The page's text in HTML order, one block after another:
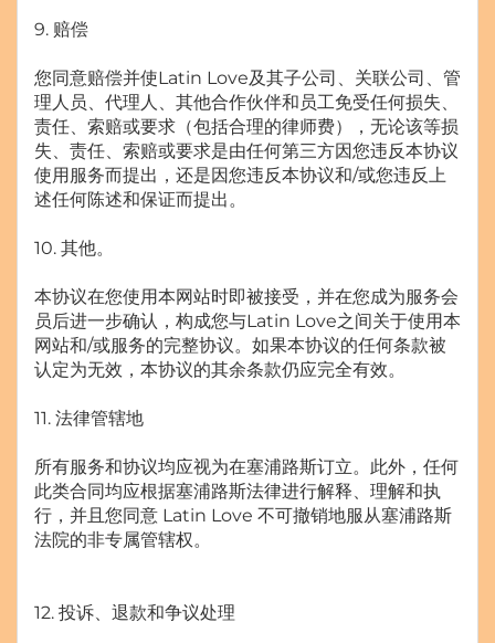
9. 赔偿
您同意赔偿并使Latin Love及其子公司、关联公司、管
理人员、代理人、其他合作伙伴和员工免受任何损失、
责任、索赔或要求（包括合理的律师费），无论该等损
失、责任、索赔或要求是由任何第三方因您违反本协议
使用服务而提出，还是因您违反本协议和/或您违反上
述任何陈述和保证而提出。
10. 其他。
本协议在您使用本网站时即被接受，并在您成为服务会
员后进一步确认，构成您与Latin Love之间关于使用本
网站和/或服务的完整协议。如果本协议的任何条款被
认定为无效，本协议的其余条款仍应完全有效。
11. 法律管辖地
所有服务和协议均应视为在塞浦路斯订立。此外，任何
此类合同均应根据塞浦路斯法律进行解释、理解和执
行，并且您同意 Latin Love 不可撤销地服从塞浦路斯
法院的非专属管辖权。
12. 投诉、退款和争议处理